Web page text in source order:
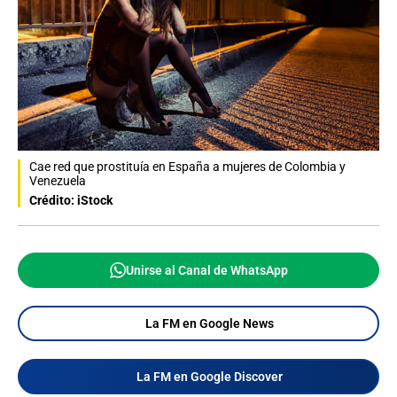
Cae red que prostituía en España a mujeres de Colombia y
Venezuela
Crédito: iStock
Unirse al Canal de WhatsApp
La FM en Google News
La FM en Google Discover